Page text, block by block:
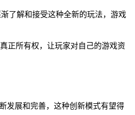
了解和接受这种全新的玩法，游戏
正所有权，让玩家对自己的游戏资
发展和完善，这种创新模式有望得